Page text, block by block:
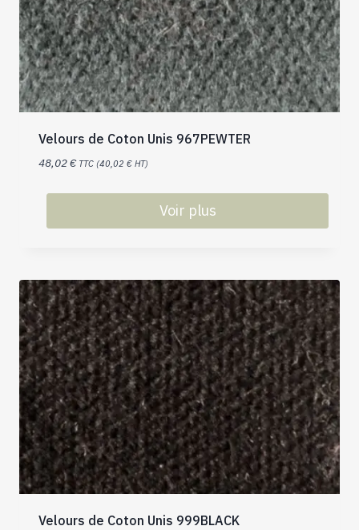
Velours de Coton Unis 967PEWTER
48,02€ TTC (40,02 € HT)
Voir plus
Velours de Coton Unis 999BLACK